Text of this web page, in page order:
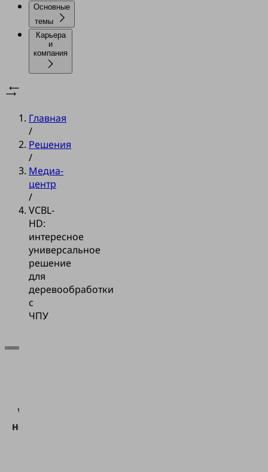
Основные
темы
Карьера
и
компания
Главная
/
Решения
/
Медиа-
центр
/
VCBL-
HD:
интересное
универсальное
решение
для
деревообработки
с
ЧПУ
Vimeo нам
необходимо